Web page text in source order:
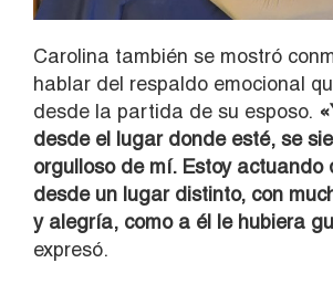
Carolina también se mostró
hablar del respaldo emocional
desde la partida de su esposo.
desde el lugar donde esté, se
orgulloso de mí. Estoy actuando
desde un lugar distinto, con
y alegría, como a él le hubiera
expresó.